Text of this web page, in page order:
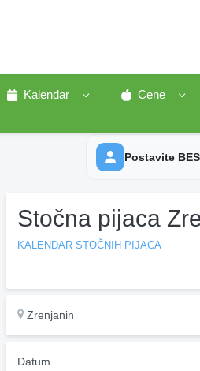
Kalendar Cene
Postavite
Stočna pijaca
KALENDAR STOČNIH PIJACA
Zrenjanin
Datum